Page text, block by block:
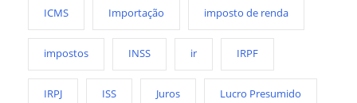
ICMS Importação imposto de renda
impostos INSS ir IRPF
IRPJ ISS Juros Lucro Presumido